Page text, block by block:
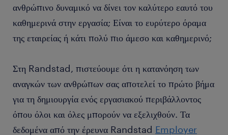
ανθρώπινο δυναμικό να δίνει τον καλύτερο εαυτό του
καθημερινά στην εργασία; Είναι το ευρύτερο όραμα
της εταιρείας ή κάτι πολύ πιο άμεσο και καθημερινό;
Στη Randstad, πιστεύουμε ότι η κατανόηση των
αναγκών των ανθρώπων σας αποτελεί το πρώτο βήμα
για τη δημιουργία ενός εργασιακού περιβάλλοντος
όπου όλοι και όλες μπορούν να εξελιχθούν. Τα
δεδομένα από την έρευνα Randstad Employer